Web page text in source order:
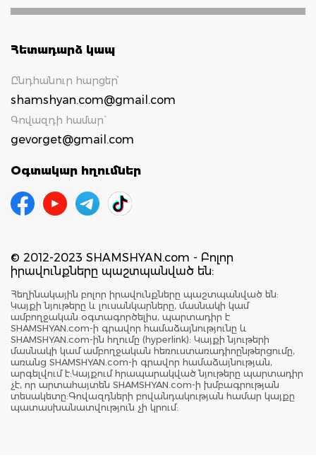
Հետադարձ կապ
Ընդհանուր հարցեր՝
shamshyan.com@gmail.com
Գովազդի համար`
gevorget@gmail.com
Օգտակար հղումներ
© 2012-2023 SHAMSHYAN.com - Բոլոր
իրավունքները պաշտպանված են:
Հեղինակային բոլոր իրավունքները պաշտպանված են:
Կայքի նյութերը և լուսանկարները, մասնակի կամ
ամբողջական օգտագործելիս, պարտադիր է
SHAMSHYAN.com-ի գրավոր համաձայնությունը և
SHAMSHYAN.com-ին հղումը (hyperlink): Կայքի նյութերի
մասնակի կամ ամբողջական հեռուստառադիոընթերցումը,
առանց SHAMSHYAN.com-ի գրավոր համաձայնության,
արգելվում է:Կայքում հրապարակված նյութերը պարտադիր
չէ, որ արտահայտեն SHAMSHYAN.com-ի խմբագրության
տեսակետը:Գովազդների բովանդակության համար կայքը
պատասխանատվություն չի կրում: